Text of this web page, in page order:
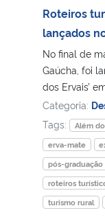
Roteiros
lançados
No final de
Gaúcha, foi
dos Ervais’
Categoria:
Tags:
Além
erva-mate
pós-graduação
roteiros
turismo rural